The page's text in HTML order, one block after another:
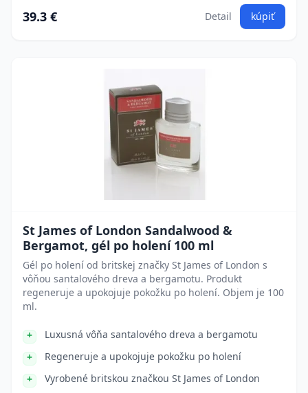
39.3 € Detail kúpiť
St James of London Sandalwood &
Bergamot, gél po holení 100 ml
Gél po holení od britskej značky St James of London s
vôňou santalového dreva a bergamotu. Produkt
regeneruje a upokojuje pokožku po holení. Objem je 100
ml.
Luxusná vôňa santalového dreva a bergamotu
Regeneruje a upokojuje pokožku po holení
Vyrobené britskou značkou St James of London